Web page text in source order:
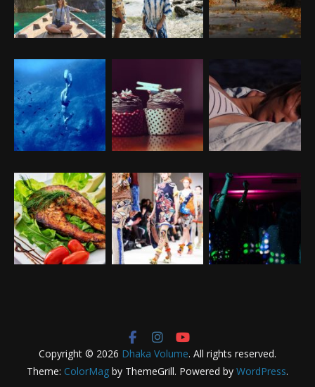
Copyright © 2026 Dhaka Volume. All rights reserved.
Theme: ColorMag by ThemeGrill. Powered by WordPress.